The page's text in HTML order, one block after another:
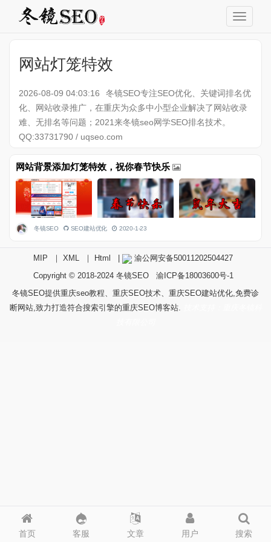
网站灯笼特效
2026-08-09 04:03:16
冬镜SEO专注SEO优化、关键词排名优
化、网站收录推广，在重庆为众多中小型企业解决了网站收录
难、无排名等问题；2021来冬镜seo网学SEO排名技术。
QQ:33731790 / uqseo.com
网站背景添加灯笼特效，祝你春节快乐
冬镜SEO SEO建站优化 2020-1-23
首页 客服 文章 用户 搜索
MIP ｜ XML ｜ Html
渝公网安备50011202504427
Copyright © 2018-2024 冬镜SEO
渝ICP备18003600号-1
冬镜SEO提供重庆seo教程、重庆SEO技术、重庆SEO建站优化,免费诊
断网站,致力打造符合搜索引擎的重庆SEO博客站.